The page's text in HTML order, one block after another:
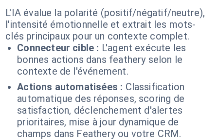
L'IA évalue la polarité (positif/négatif/neutre),
l'intensité émotionnelle et extrait les mots-
clés principaux pour un contexte complet.
Connecteur cible : L'agent exécute les
bonnes actions dans feathery selon le
contexte de l'événement.
Actions automatisées : Classification
automatique des réponses, scoring de
satisfaction, déclenchement d'alertes
prioritaires, mise à jour dynamique de
champs dans Feathery ou votre CRM.